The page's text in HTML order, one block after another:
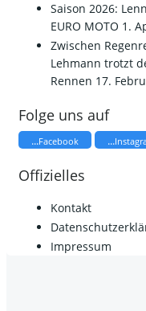
Saison 2026:
EURO MOTO 1.
​Zwischen
Lehmann trotzt
Rennen 17.
Folge uns auf
...Facebook ...
Offizielles
Kontakt
Impressum